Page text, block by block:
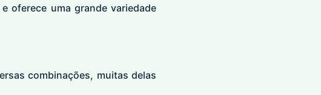
oferece uma grande variedade
combinações, muitas delas